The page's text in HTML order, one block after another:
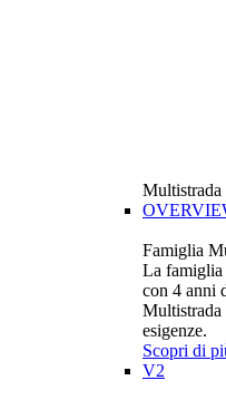
Multistrada
Famiglia
La
con 4 anni
Multistrada
esigenze.
Scopri di
V2